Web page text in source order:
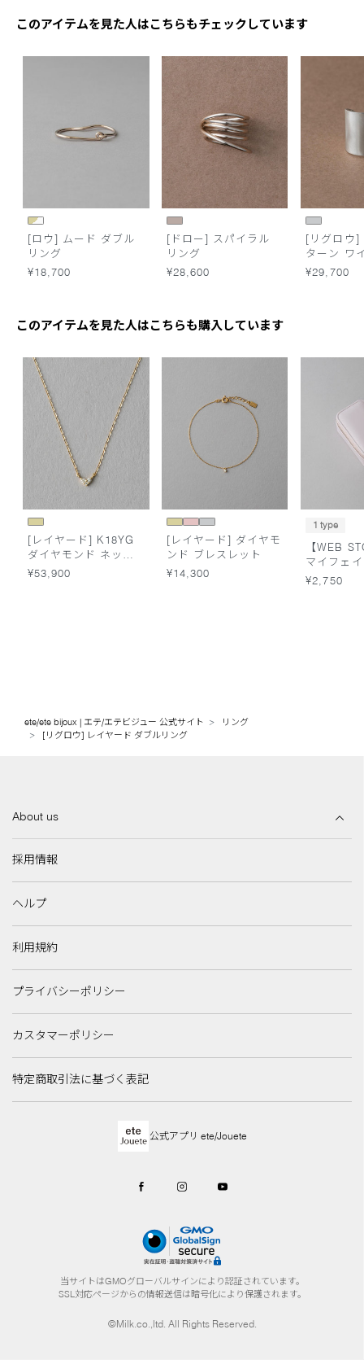
このアイテムを見た人はこちらもチェックしています
[ロウ] ムード ダブル
リング
¥18,700
[ドロー] スパイラル
リング
¥28,600
[リグロウ]
ターン ワ
¥29,700
このアイテムを見た人はこちらも購入しています
[レイヤード] K18YG
ダイヤモンド ネック
レス
¥53,900
[レイヤード] ダイヤモ
ンド ブレスレット
¥14,300
1 type
【WEB
マイフェ
ーチ
¥2,750
ete/ete bijoux | エテ/エテビジュー 公式サイト
リング
[リグロウ] レイヤード ダブルリング
About us
採用情報
ヘルプ
利用規約
プライバシーポリシー
カスタマーポリシー
特定商取引法に基づく表記
公式アプリ ete/Jouete
当サイトはGMOグローバルサインにより認証されています。
SSL対応ページからの情報送信は暗号化により保護されます。
©Milk.co.,ltd. All Rights Reserved.